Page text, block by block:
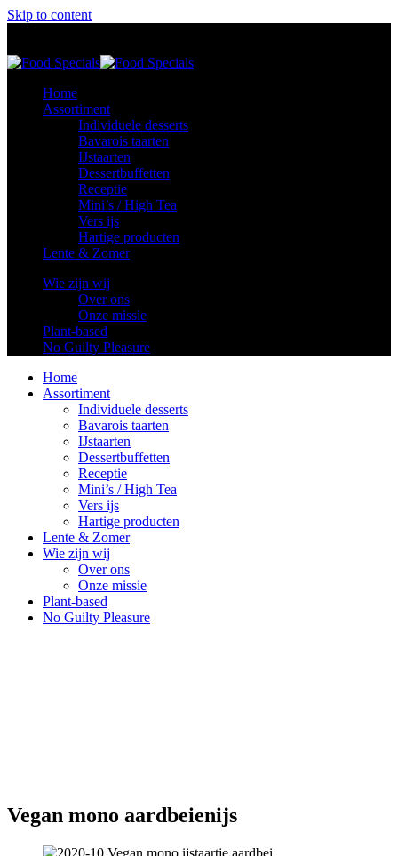
Skip to content
Home
Assortiment
Individuele desserts
Bavarois taarten
IJstaarten
Dessertbuffetten
Receptie
Mini’s / High Tea
Vers ijs
Hartige producten
Lente & Zomer
Wie zijn wij
Over ons
Onze missie
Plant-based
No Guilty Pleasure
Home
Assortiment
Individuele desserts
Bavarois taarten
IJstaarten
Dessertbuffetten
Receptie
Mini’s / High Tea
Vers ijs
Hartige producten
Lente & Zomer
Wie zijn wij
Over ons
Onze missie
Plant-based
No Guilty Pleasure
Vegan mono aardbeienijs